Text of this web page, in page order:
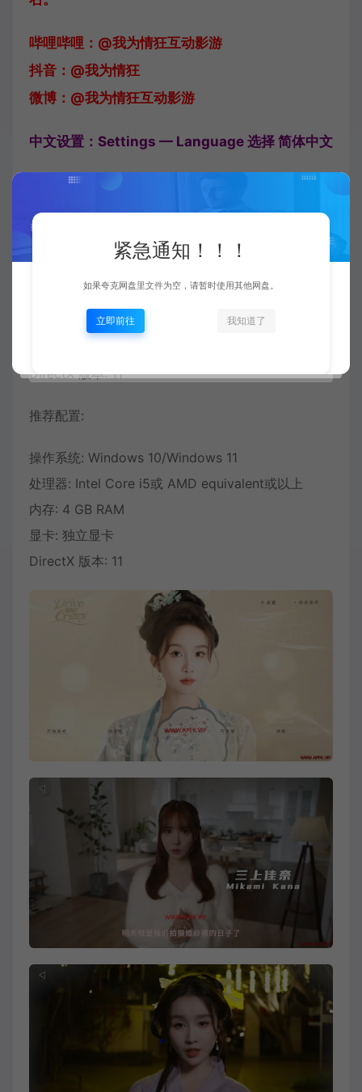
哔哩哔哩：@我为情狂互动影游
抖音：@我为情狂
微博：@我为情狂互动影游
中文设置：Settings — Language 选择 简体中文
系统需求：
最低配置:
内存: 4 GB RAM
DirectX 版本: 11
推荐配置:
操作系统: Windows 10/Windows 11
处理器: Intel Core i5或 AMD equivalent或以上
内存: 4 GB RAM
显卡: 独立显卡
DirectX 版本: 11
紧急通知！！！
如果夸克网盘里文件为空，请暂时使用其他网盘。
立即前往 我知道了